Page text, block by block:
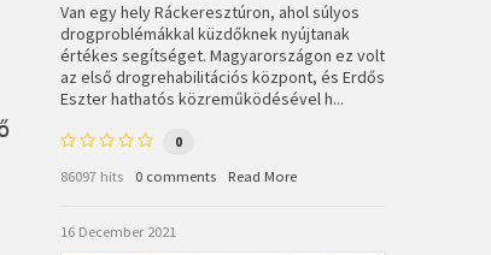
Van egy hely Ráckeresztúron, ahol súlyos
drogproblémákkal küzdőknek nyújtanak
értékes segítséget. Magyarországon ez volt
az első drogrehabilitációs központ, és Erdős
Eszter hathatós közreműködésével h...
0
86097 hits 0 comments Read More
16 December 2021